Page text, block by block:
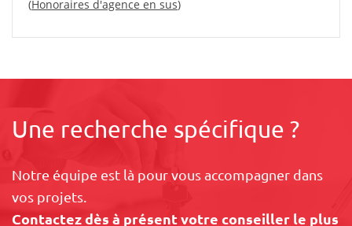
(Honoraires d'agence en sus)
Une recherche spécifique ?
Notre équipe est là pour vous accompagner dans
vos projets.
Contactez dès à présent votre conseiller le plus